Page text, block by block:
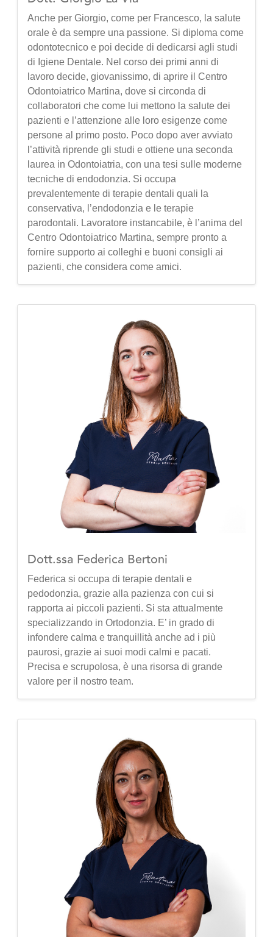
Anche per Giorgio, come per Francesco, la salute
orale è da sempre una passione. Si diploma come
odontotecnico e poi decide di dedicarsi agli studi
di Igiene Dentale. Nel corso dei primi anni di
lavoro decide, giovanissimo, di aprire il Centro
Odontoiatrico Martina, dove si circonda di
collaboratori che come lui mettono la salute dei
pazienti e l’attenzione alle loro esigenze come
persone al primo posto. Poco dopo aver avviato
l’attività riprende gli studi e ottiene una seconda
laurea in Odontoiatria, con una tesi sulle moderne
tecniche di endodonzia. Si occupa
prevalentemente di terapie dentali quali la
conservativa, l’endodonzia e le terapie
parodontali. Lavoratore instancabile, è l’anima del
Centro Odontoiatrico Martina, sempre pronto a
fornire supporto ai colleghi e buoni consigli ai
pazienti, che considera come amici.
Dott.ssa Federica Bertoni
Federica si occupa di terapie dentali e
pedodonzia, grazie alla pazienza con cui si
rapporta ai piccoli pazienti. Si sta attualmente
specializzando in Ortodonzia. E’ in grado di
infondere calma e tranquillità anche ad i più
paurosi, grazie ai suoi modi calmi e pacati.
Precisa e scrupolosa, è una risorsa di grande
valore per il nostro team.